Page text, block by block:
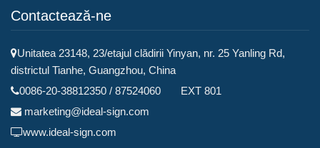
Contactează-ne
Unitatea 23148, 23/etajul clădirii Yinyan, nr. 25 Yanling Rd,
districtul Tianhe, Guangzhou, China
0086-20-38812350 / 87524060 EXT 801
marketing@ideal-sign.com
www.ideal-sign.com